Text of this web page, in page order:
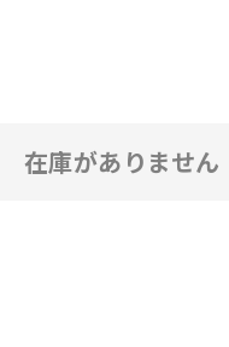
在庫がありません